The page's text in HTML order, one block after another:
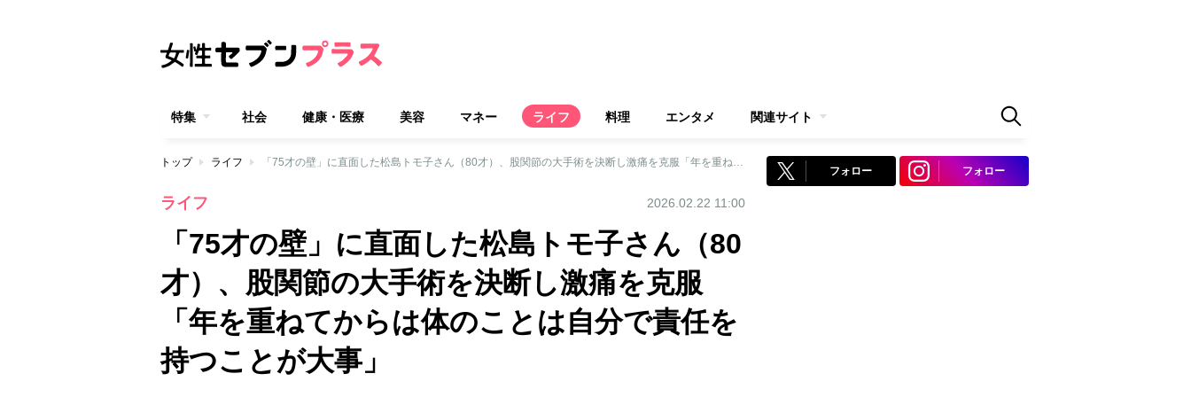
特集 社会 健康・医療 美容 マネー ライフ 料理 エンタメ 関連サイト
トップ ライフ 「75才の壁」に直面した松島トモ子さん（80才）、股関節の大手術を決断し激痛を克服「年を重ねてからは体のことは自分で責任を持つことが大事」
ライフ 2026.02.22 11:00
「75才の壁」に直面した松島トモ子さん（80
才）、股関節の大手術を決断し激痛を克服
「年を重ねてからは体のことは自分で責任を
持つことが大事」
フォロー フォロー